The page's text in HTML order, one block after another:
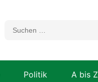
Politik A bis Z